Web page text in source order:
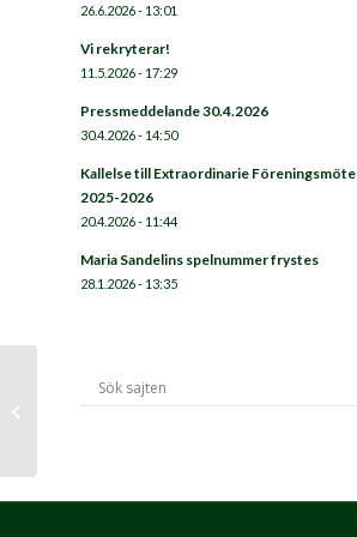
26.6.2026 - 13:01
Vi rekryterar!
11.5.2026 - 17:29
Pressmeddelande 30.4.2026
30.4.2026 - 14:50
Kallelse till Extraordinarie Föreningsmöte
2025-2026
20.4.2026 - 11:44
Maria Sandelins spelnummer frystes
28.1.2026 - 13:35